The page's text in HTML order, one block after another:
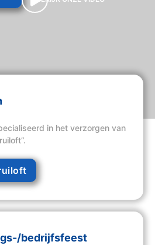
in het verzorgen van
bedrijfsfeest